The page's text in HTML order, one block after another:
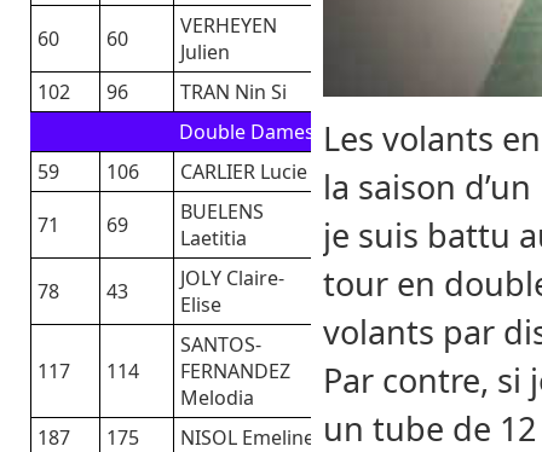
Les volants
la saison
je suis battu
tour en
volants par
Par contre, si
un tube de
60
60
VERHEYEN
Julien
102
96
TRAN Nin Si
Double Dames
59
106
CARLIER Lucie
71
69
BUELENS
Laetitia
78
43
JOLY Claire-
Elise
117 114
SANTOS-
FERNANDEZ
Melodia
187
175
NISOL Emeline